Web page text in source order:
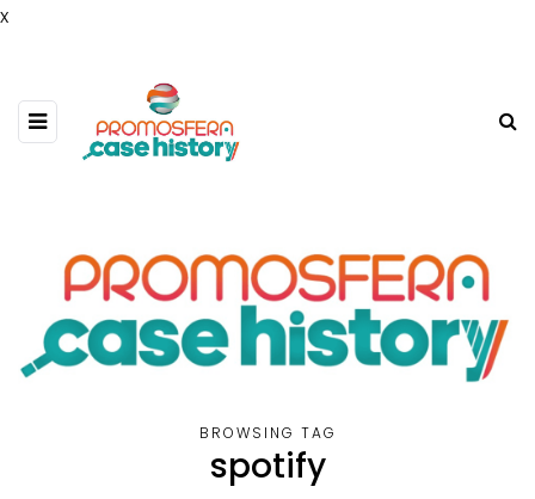
x
BROWSING TAG
spotify